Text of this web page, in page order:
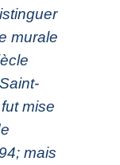
murale
mise
mais